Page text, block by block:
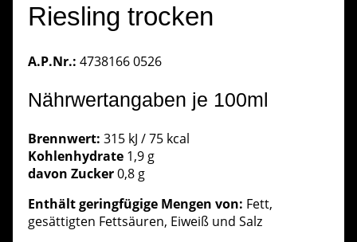
Riesling trocken
A.P.Nr.: 4738166 0526
Nährwertangaben je 100ml
Brennwert: 315 kJ / 75 kcal
Kohlenhydrate1,9 g
davon Zucker0,8 g
Enthält geringfügige Mengen von: Fett,
gesättigten Fettsäuren, Eiweiß und Salz